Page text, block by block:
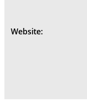
Website: